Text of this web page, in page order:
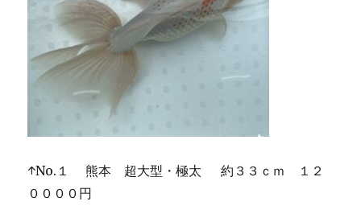
↑No.１ 熊本 超大型・極太 約３３ｃｍ １２
００００円